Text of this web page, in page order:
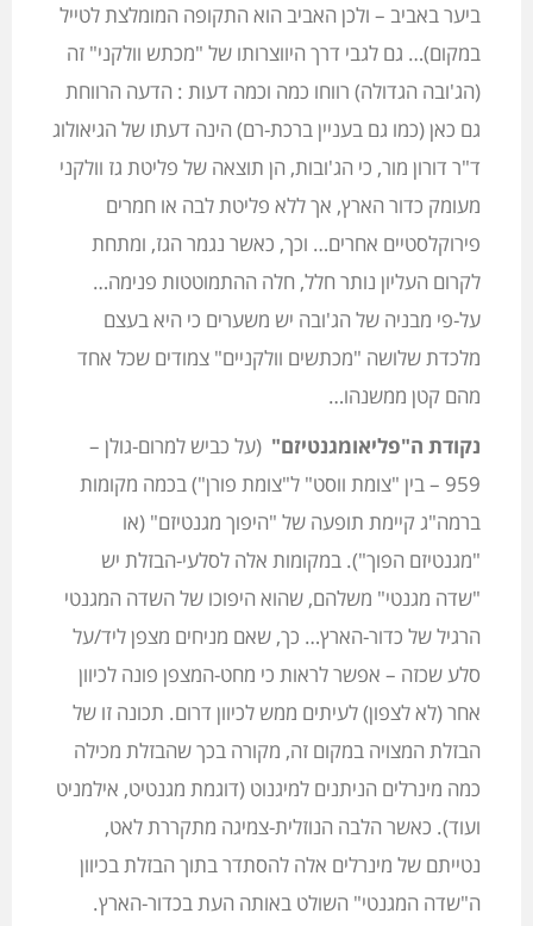
ביער באביב – ולכן האביב הוא התקופה המומלצת לטייל
במקום)… גם לגבי דרך היווצרותו של "מכתש וולקני" זה
(הג'ובה הגדולה) רווחו כמה וכמה דעות : הדעה הרווחת
גם כאן (כמו גם בעניין ברכת-רם) הינה דעתו של הגיאולוג
ד"ר דורון מור, כי הג'ובות, הן תוצאה של פליטת גז וולקני
מעומק כדור הארץ, אך ללא פליטת לבה או חמרים
פירוקלסטיים אחרים… וכך, כאשר נגמר הגז, ומתחת
לקרום העליון נותר חלל, חלה ההתמוטטות פנימה…
על-פי מבניה של הג'ובה יש משערים כי היא בעצם
מלכדת שלושה "מכתשים וולקניים" צמודים שכל אחד
מהם קטן ממשנהו…
נקודת ה"פליאומגנטיזם" (על כביש למרום-גולן –
959 – בין "צומת ווסט" ל"צומת פורן") בכמה מקומות
ברמה"ג קיימת תופעה של "היפוך מגנטיזם" (או
"מגנטיזם הפוך"). במקומות אלה לסלעי-הבזלת יש
"שדה מגנטי" משלהם, שהוא היפוכו של השדה המגנטי
הרגיל של כדור-הארץ… כך, שאם מניחים מצפן ליד/על
סלע שכזה – אפשר לראות כי מחט-המצפן פונה לכיוון
אחר (לא לצפון) לעיתים ממש לכיוון דרום. תכונה זו של
הבזלת המצויה במקום זה, מקורה בכך שהבזלת מכילה
כמה מינרלים הניתנים למיגנוט (דוגמת מגנטיט, אילמניט
ועוד). כאשר הלבה הנוזלית-צמיגה מתקררת לאט,
נטייתם של מינרלים אלה להסתדר בתוך הבזלת בכיוון
ה"שדה המגנטי" השולט באותה העת בכדור-הארץ.